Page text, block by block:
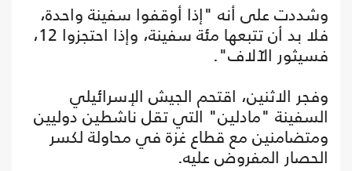
وشددت على أنه "إذا أوقفوا سفينة واحدة،
فلا بد أن تتبعها مئة سفينة، وإذا احتجزوا 12،
فسيثور الآلاف".
وفجر الاثنين، اقتحم الجيش الإسرائيلي
السفينة "مادلين" التي تقل ناشطين دوليين
ومتضامنين مع قطاع غزة في محاولة لكسر
الحصار المفروض عليه.